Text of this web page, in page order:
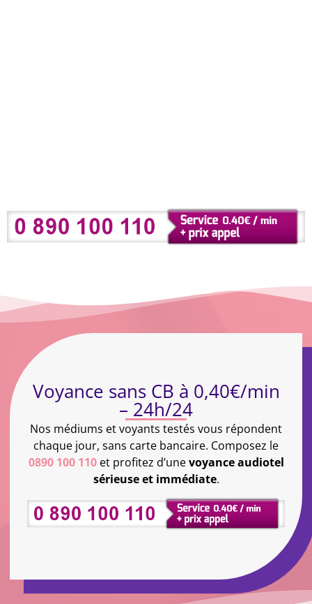
Voyance sans CB à 0,40€/min
– 24h/24
Nos médiums et voyants testés vous répondent
chaque jour, sans carte bancaire. Composez le
0890 100 110et profitez d’unevoyance audiotel
sérieuse et immédiate.